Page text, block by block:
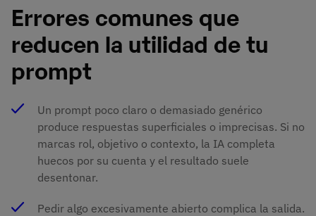
Errores comunes que
reducen la utilidad de tu
prompt
Un prompt poco claro o demasiado genérico
produce respuestas superficiales o imprecisas. Si no
marcas rol, objetivo o contexto, la IA completa
huecos por su cuenta y el resultado suele
desentonar.
Pedir algo excesivamente abierto complica la salida.